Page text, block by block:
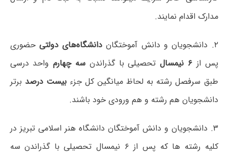
مدارک اقدام نمایند.
۲. دانشجویان و دانش آموختگان دانشگاه‌های دولتی حضوری
پس از۶ نیمسال تحصیلی با گذراندنسه چهارمواحد درسی
طبق سرفصل رشته به لحاظ میانگین کل جزءبیست درصد برتر
دانشجویان هم رشته و هم ورودی خود باشند.
۳. دانشجویان و دانش آموختگان دانشگاه هنر اسلامی تبریز در
کلیه رشته ها که پس از ۶ نیمسال تحصیلی با گذراندن سه